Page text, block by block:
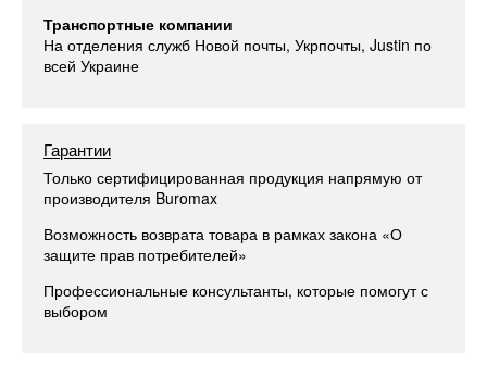
Транспортные компании
На отделения служб Новой почты, Укрпочты, Justin по
всей Украине
Гарантии
Только сертифицированная продукция напрямую от
производителя Buromax
Возможность возврата товара в рамках закона «О
защите прав потребителей»
Профессиональные консультанты, которые помогут с
выбором